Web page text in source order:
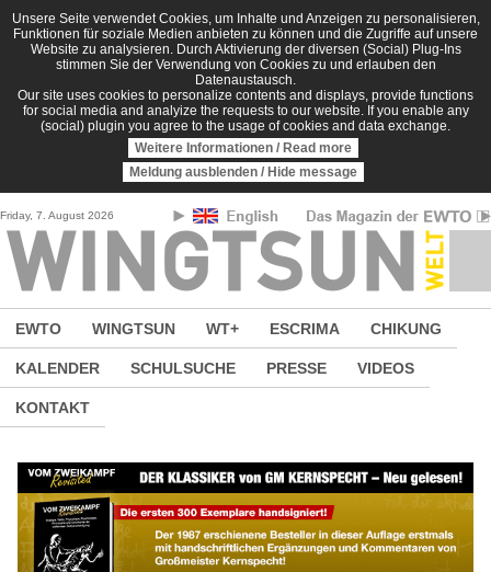
Direkt zum Inhalt
Unsere Seite verwendet Cookies, um Inhalte und Anzeigen zu personalisieren,
Funktionen für soziale Medien anbieten zu können und die Zugriffe auf unsere
Website zu analysieren. Durch Aktivierung der diversen (Social) Plug-Ins
stimmen Sie der Verwendung von Cookies zu und erlauben den
Datenaustausch.
Our site uses cookies to personalize contents and displays, provide functions
for social media and analyize the requests to our website. If you enable any
(social) plugin you agree to the usage of cookies and data exchange.
Weitere Informationen / Read more
Meldung ausblenden / Hide message
Friday, 7. August 2026
EWTO WINGTSUN WT+ ESCRIMA CHIKUNG
KALENDER SCHULSUCHE PRESSE VIDEOS
KONTAKT